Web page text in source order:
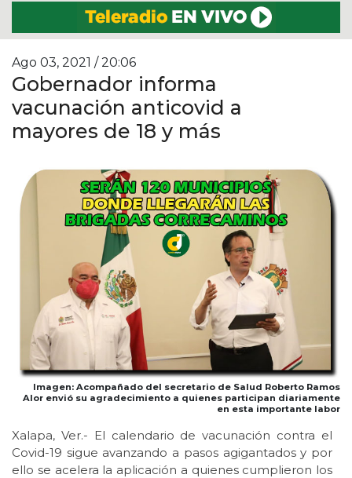
Ago 03, 2021 / 20:06
Gobernador informa
vacunación anticovid a
mayores de 18 y más
Imagen: Acompañado del secretario de Salud Roberto Ramos
Alor envió su agradecimiento a quienes participan diariamente
en esta importante labor
Xalapa, Ver.- El calendario de vacunación contra el
Covid-19 sigue avanzando a pasos agigantados y por
ello se acelera la aplicación a quienes cumplieron los